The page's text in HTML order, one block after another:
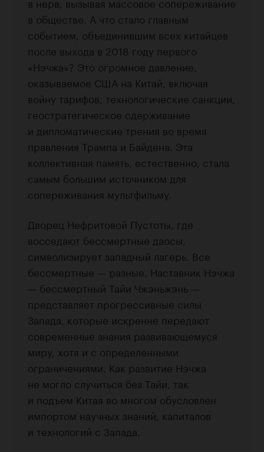
в обществе. А что стало главным
событием, объединившим всех китайцев
после выхода в 2018 году первого
«Нэчжа»? Это огромное давление,
оказываемое США на Китай, включая
войну тарифов, технологические санкции,
геостратегическое сдерживание
и дипломатические трения во время
правления Трампа и Байдена. Эта
коллективная память, естественно, стала
самым большим источником для
сопереживания мультфильму.
Дворец Нефритовой Пустоты, где
восседают бессмертные даосы,
символизирует западный лагерь. Все
бессмертные — разные. Наставник Нэчжа
— бессмертный Тайи Чжэньжэнь —
представляет прогрессивные силы
Запада, которые искренне передают
современные знания развивающемуся
миру, хотя и с определенными
ограничениями. Как развитие Нэчжа
не могло случиться без Тайи, так
и подъем Китая во многом обусловлен
импортом научных знаний, капиталов
и технологий с Запада.